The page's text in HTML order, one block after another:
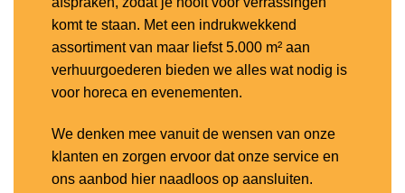
komt te staan. Met een indrukwekkend
assortiment van maar liefst 5.000 m² aan
verhuurgoederen bieden we alles wat nodig is
voor horeca en evenementen.
We denken mee vanuit de wensen van onze
klanten en zorgen ervoor dat onze service en
ons aanbod hier naadloos op aansluiten.